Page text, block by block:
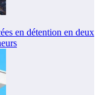
en détention en deux